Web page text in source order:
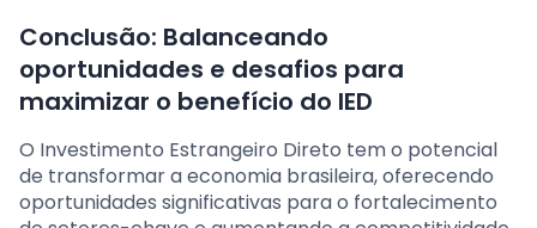
Conclusão: Balanceando
oportunidades e desafios para
maximizar o benefício do IED
O Investimento Estrangeiro Direto tem o potencial
de transformar a economia brasileira, oferecendo
oportunidades significativas para o fortalecimento